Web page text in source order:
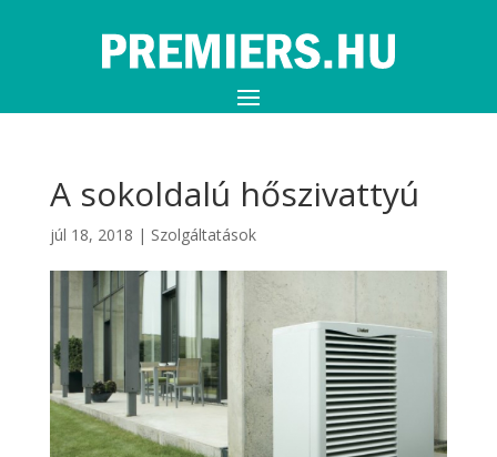
A sokoldalú hőszivattyú
júl 18, 2018 | Szolgáltatások